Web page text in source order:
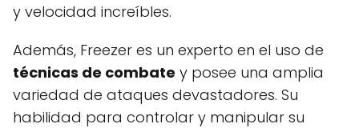
y velocidad increíbles.
Además, Freezer es un experto en el uso de
técnicas de combate y posee una amplia
variedad de ataques devastadores. Su
habilidad para controlar y manipular su